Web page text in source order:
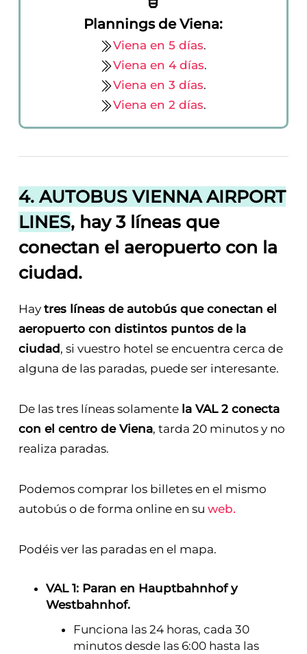
Plannings de Viena:
Viena en 5 días.
Viena en 4 días.
Viena en 3 días.
Viena en 2 días.
4. AUTOBUS VIENNA AIRPORT
LINES, hay 3 líneas que
conectan el aeropuerto con la
ciudad.
Hay tres líneas de autobús que conectan el
aeropuerto con distintos puntos de la
ciudad, si vuestro hotel se encuentra cerca de
alguna de las paradas, puede ser interesante.
De las tres líneas solamente la VAL 2 conecta
con el centro de Viena, tarda 20 minutos y no
realiza paradas.
Podemos comprar los billetes en el mismo
autobús o de forma online en su web.
Podéis ver las paradas en el mapa.
VAL 1: Paran en Hauptbahnhof y
Westbahnhof.
Funciona las 24 horas, cada 30
minutos desde las 6:00 hasta las